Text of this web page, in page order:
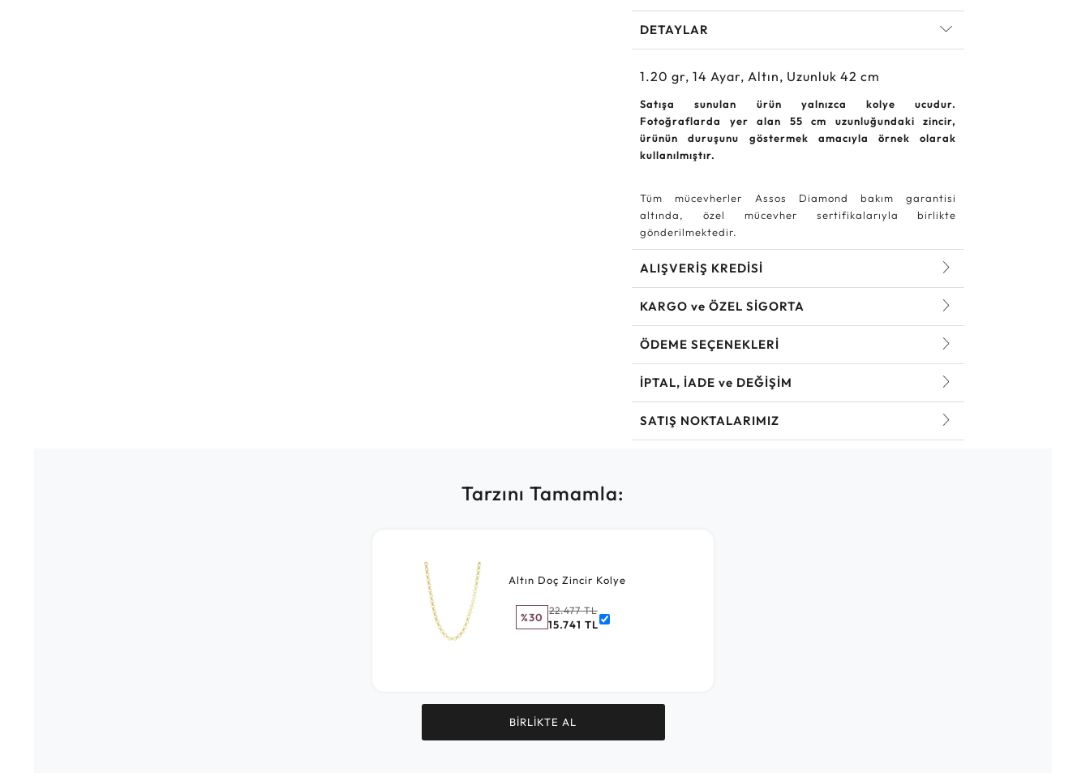
DETAYLAR
1.20gr,14Ayar, Altın, Uzunluk 42 cm
Satışa sunulan ürün yalnızca kolye ucudur.
Fotoğraflarda yer alan 55 cm uzunluğundaki zincir,
ürünün duruşunu göstermek amacıyla örnek olarak
kullanılmıştır.
Tüm mücevherler Assos Diamond bakım garantisi
altında, özel mücevher sertifikalarıyla birlikte
gönderilmektedir.
ALIŞVERİŞ KREDİSİ
KARGO ve ÖZEL SİGORTA
ÖDEME SEÇENEKLERİ
İPTAL, İADE ve DEĞİŞİM
SATIŞ NOKTALARIMIZ
Tarzını Tamamla:
Altın Doç Zincir Kolye
%30
22.477 TL
15.741 TL
BİRLİKTE AL